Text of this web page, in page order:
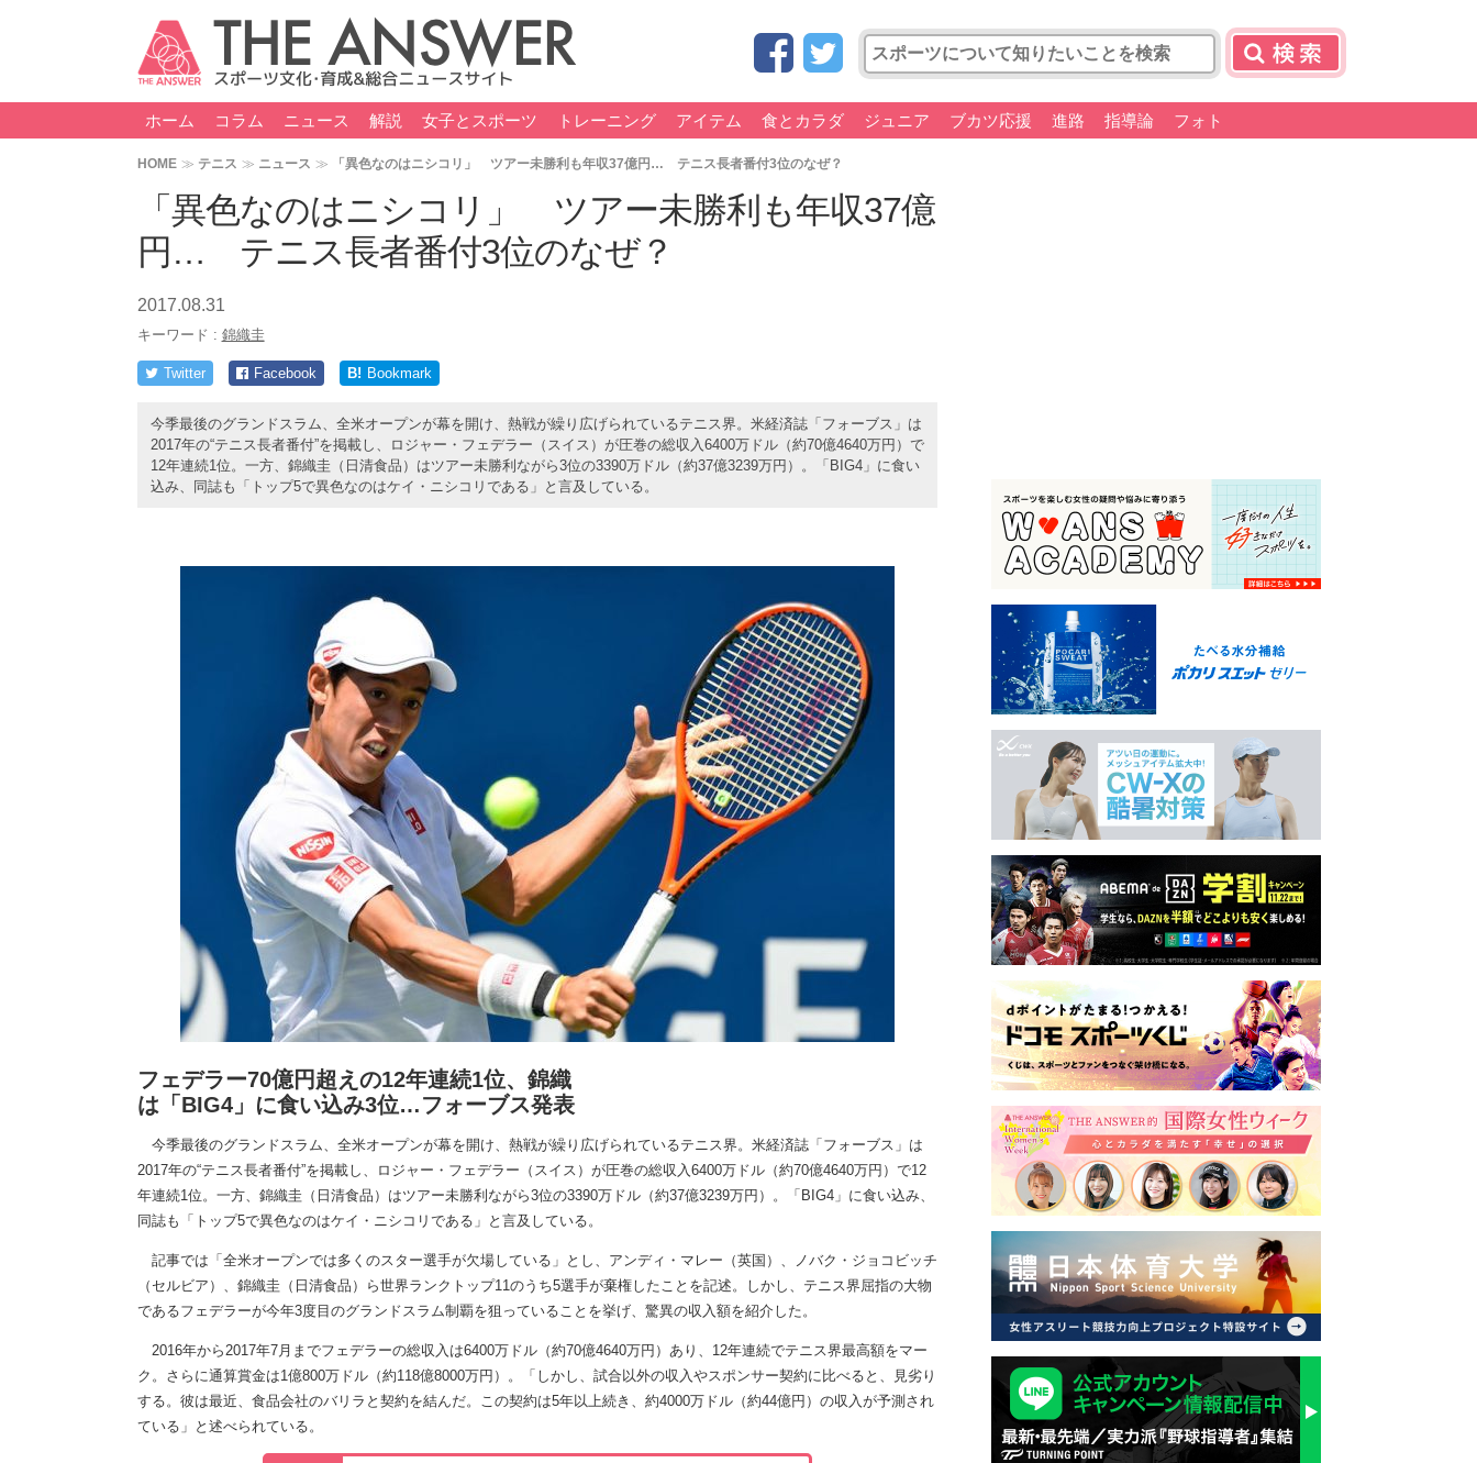
ホーム コラム ニュース 解説 女子とスポーツ トレーニング アイテム 食とカラダ ジュニア ブカツ応援 進路 指導論 フォト
HOME テニス ニュース 「異色なのはニシコリ」 ツアー未勝利も年収37億円… テニス長者番付3位のなぜ？
「異色なのはニシコリ」 ツアー未勝利も年収37億
円… テニス長者番付3位のなぜ？
2017.08.31
キーワード : 錦織圭
Twitter Facebook B! Bookmark
今季最後のグランドスラム、全米オープンが幕を開け、熱戦が繰り広げられているテニス界。米経済誌「フォーブス」は
2017年の“テニス長者番付”を掲載し、ロジャー・フェデラー（スイス）が圧巻の総収入6400万ドル（約70億4640万円）で
12年連続1位。一方、錦織圭（日清食品）はツアー未勝利ながら3位の3390万ドル（約37億3239万円）。「BIG4」に食い
込み、同誌も「トップ5で異色なのはケイ・ニシコリである」と言及している。
フェデラー70億円超えの12年連続1位、錦織
は「BIG4」に食い込み3位…フォーブス発表
今季最後のグランドスラム、全米オープンが幕を開け、熱戦が繰り広げられているテニス界。米経済誌「フォーブス」は
2017年の“テニス長者番付”を掲載し、ロジャー・フェデラー（スイス）が圧巻の総収入6400万ドル（約70億4640万円）で12
年連続1位。一方、錦織圭（日清食品）はツアー未勝利ながら3位の3390万ドル（約37億3239万円）。「BIG4」に食い込み、
同誌も「トップ5で異色なのはケイ・ニシコリである」と言及している。
記事では「全米オープンでは多くのスター選手が欠場している」とし、アンディ・マレー（英国）、ノバク・ジョコビッチ
（セルビア）、錦織圭（日清食品）ら世界ランクトップ11のうち5選手が棄権したことを記述。しかし、テニス界屈指の大物
であるフェデラーが今年3度目のグランドスラム制覇を狙っていることを挙げ、驚異の収入額を紹介した。
2016年から2017年7月までフェデラーの総収入は6400万ドル（約70億4640万円）あり、12年連続でテニス界最高額をマー
ク。さらに通算賞金は1億800万ドル（約118億8000万円）。「しかし、試合以外の収入やスポンサー契約に比べると、見劣り
する。彼は最近、食品会社のバリラと契約を結んだ。この契約は5年以上続き、約4000万ドル（約44億円）の収入が予測され
ている」と述べられている。